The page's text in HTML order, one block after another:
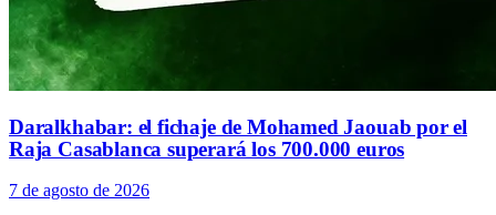
Daralkhabar: el fichaje de Mohamed Jaouab por el
Raja Casablanca superará los 700.000 euros
7 de agosto de 2026